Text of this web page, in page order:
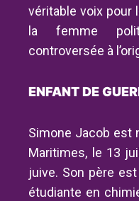
véritable voix pour
la femme
controversée à
ENFANT DE
Simone Jacob est
Maritimes, le 13
juive. Son père
étudiante en